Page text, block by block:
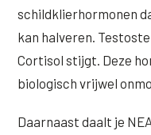
schildklierhormonen
kan halveren.
Cortisol stijgt. Deze
biologisch vrijwel
Daarnaast daalt je